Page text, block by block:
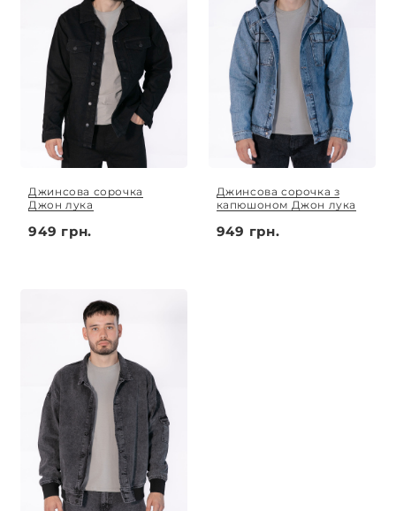
Джинсова сорочка
Джон лука
949 грн.
Джинсова сорочка з
капюшоном Джон лука
949 грн.